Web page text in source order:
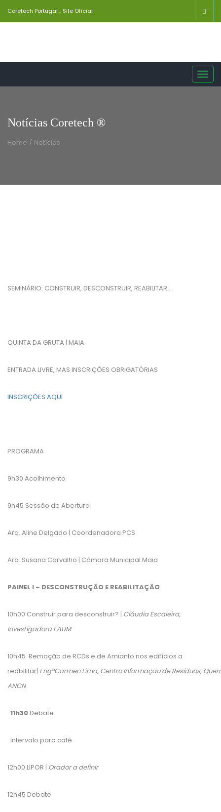
Coretech Portugal :: Site Oficial
Notícias Coretech ®
Home / Notícias
SEMINÁRIO: CONSTRUIR, DESCONSTRUIR, REABILITAR…
QUINTA DA GRUTA | MAIA
ENTRADA LIVRE, MAS INSCRIÇÕES OBRIGATÓRIAS
INSCRIÇÕES AQUI
PROGRAMA
9h30 Acolhimento
9h45 Sessão de Abertura
Arq. Aline Delgado | Coordenadora PCS
Arq. Susana Carvalho | Câmara Municipal Maia
PAINEL I – DESCONSTRUÇÃO E REABILITAÇÃO
10h00 Construir para desconstruir? | Cláudia Escaleira,
Investigadora EAUM
10h45 Remoção de RCDs e de Amianto nos edifícios a
reabilitar| EngªCarmen Lima, Centro Informação de Resíduos,
ANCN
11h30 Debate
Intervalo para café
12h00 LIPOR | Orador a definir
12h45 Debate